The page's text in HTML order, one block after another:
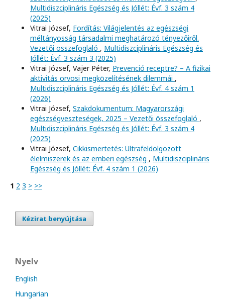
Multidiszciplináris Egészség és Jóllét: Évf. 3 szám 4
(2025)
Vitrai József, Fordítás: Világjelentés az egészségi
méltányosság társadalmi meghatározó tényezőiről.
Vezetői összefoglaló , Multidiszciplináris Egészség és
Jóllét: Évf. 3 szám 3 (2025)
Vitrai József, Vajer Péter, Prevenció receptre? – A fizikai
aktivitás orvosi megközelítésének dilemmái ,
Multidiszciplináris Egészség és Jóllét: Évf. 4 szám 1
(2026)
Vitrai József, Szakdokumentum: Magyarországi
egészségveszteségek, 2025 – Vezetői összefoglaló ,
Multidiszciplináris Egészség és Jóllét: Évf. 3 szám 4
(2025)
Vitrai József, Cikkismertetés: Ultrafeldolgozott
élelmiszerek és az emberi egészség , Multidiszciplináris
Egészség és Jóllét: Évf. 4 szám 1 (2026)
1 2 3 > >>
Kézirat benyújtása
Nyelv
English
Hungarian